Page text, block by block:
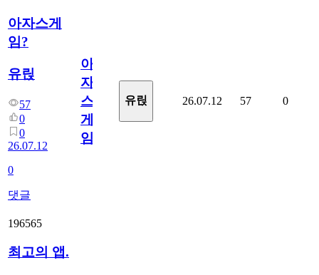
아자스게
임?
유릱
57
0
0
26.07.12
0
댓글
아
자
스
게
임?
유릱 26.07.12 57 0
196565
최고의 앱.